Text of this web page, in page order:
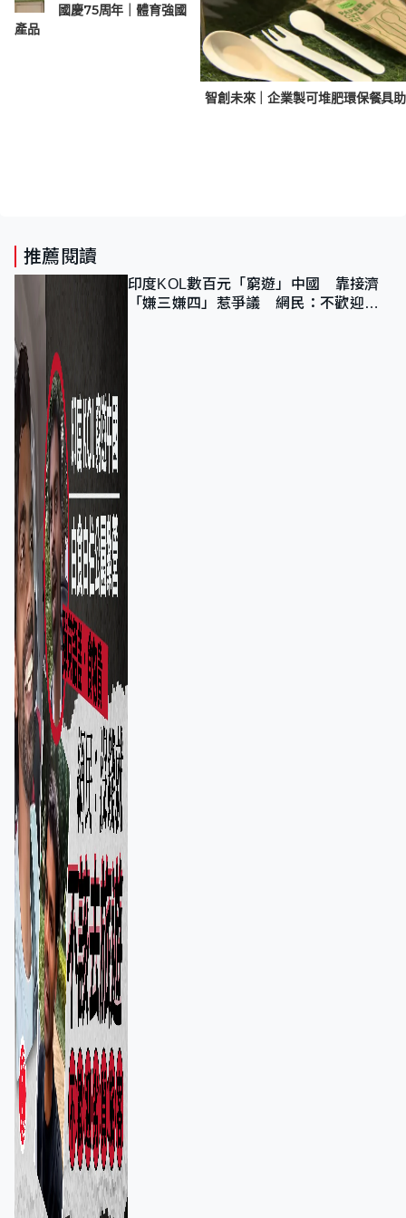
產品
國慶75周年｜體育強國
推薦閱讀
印度KOL數百元「窮遊」中國 靠接濟
「嫌三嫌四」惹爭議 網民：不歡迎劣